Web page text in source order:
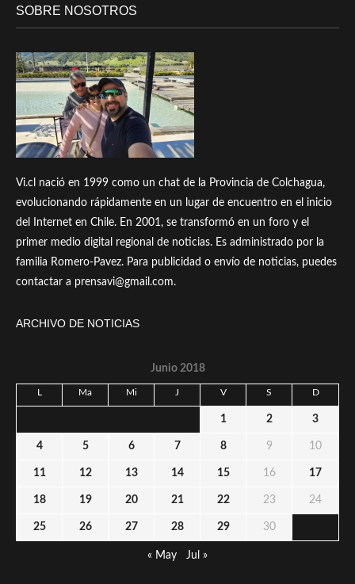
SOBRE NOSOTROS
Vi.cl nació en 1999 como un chat de la Provincia de Colchagua,
evolucionando rápidamente en un lugar de encuentro en el inicio
del Internet en Chile. En 2001, se transformó en un foro y el
primer medio digital regional de noticias. Es administrado por la
familia Romero-Pavez. Para publicidad o envío de noticias, puedes
contactar a prensavi@gmail.com.
ARCHIVO DE NOTICIAS
Junio 2018
L Ma Mi J V S D
1 2 3
4 5 6 7 8 9 10
11 12 13 14 15 16 17
18 19 20 21 22 23 24
25 26 27 28 29 30
« May Jul »